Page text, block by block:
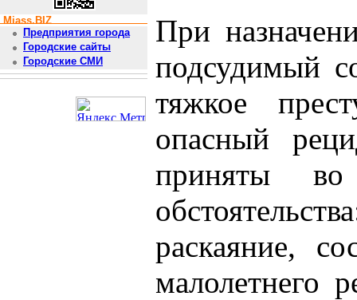
Miass.BIZ
Предприятия города
Городские сайты
Городские СМИ
При
подсудимый
тяжкое
опасный
приняты во
раскаяние,
малолетнего